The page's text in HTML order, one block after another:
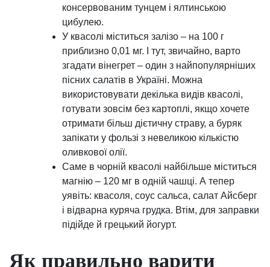
консервованим тунцем і ялтинською
цибулею.
У квасолі міститься залізо – на 100 г
приблизно 0,01 мг. І тут, звичайно, варто
згадати вінегрет – один з найпопулярніших
пісних салатів в Україні. Можна
використовувати декілька видів квасолі,
готувати зовсім без картоплі, якщо хочете
отримати більш дієтичну страву, а буряк
запікати у фользі з невеликою кількістю
оливкової олії.
Саме в чорній квасолі найбільше міститься
магнію – 120 мг в одній чашці. А тепер
уявіть: квасоля, соус сальса, салат Айсберг
і відварна куряча грудка. Втім, для заправки
підійде й грецький йогурт.
Як правильно варити